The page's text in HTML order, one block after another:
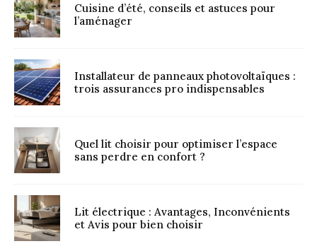
Cuisine d’été, conseils et astuces pour
l’aménager
Installateur de panneaux photovoltaïques :
trois assurances pro indispensables
Quel lit choisir pour optimiser l’espace
sans perdre en confort ?
Lit électrique : Avantages, Inconvénients
et Avis pour bien choisir